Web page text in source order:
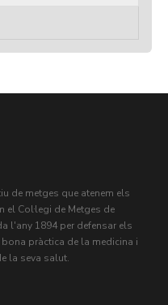
de metges que atenem els
Col·legi de Metges de
l'any 1894 per defensar els
pràctica de la medicina i
la seva salut.